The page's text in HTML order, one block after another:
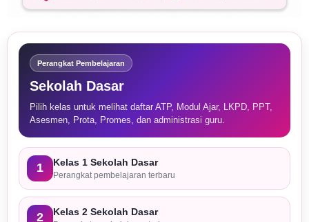
Perangkat Pembelajaran
Sekolah Dasar
Pilih kelas untuk melihat daftar ATP, Modul Ajar, LKPD, PPT,
Asesmen, Prota, Promes, dan administrasi guru.
1 Kelas 1 Sekolah Dasar
Perangkat pembelajaran terbaru
2 Kelas 2 Sekolah Dasar